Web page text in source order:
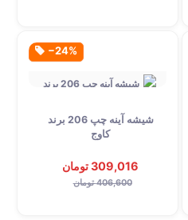
‎−24%
شیشه آینه چپ 206 برند
کاوج
309,016 تومان
406,600 تومان